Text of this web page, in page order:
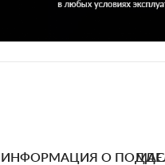
ИНФОРМАЦИЯ О